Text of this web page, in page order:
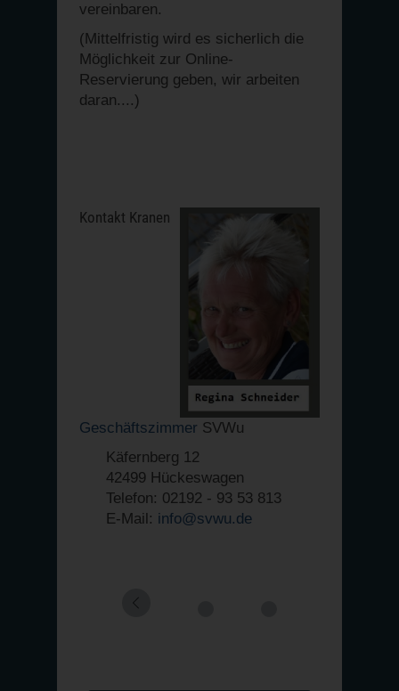
vereinbaren.
(Mittelfristig wird es sicherlich die
Möglichkeit zur Online-
Reservierung geben, wir arbeiten
daran....)
Kontakt Kranen
Geschäftszimmer SVWu
Käfernberg 12
42499 Hückeswagen
Telefon: 02192 - 93 53 813
E-Mail: info@svwu.de